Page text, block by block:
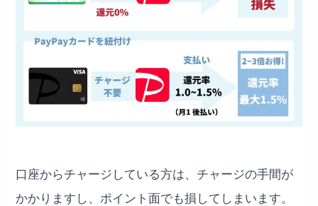
口座からチャージしている方は、チャージの手間が
かかりますし、ポイント面でも損してしまいます。